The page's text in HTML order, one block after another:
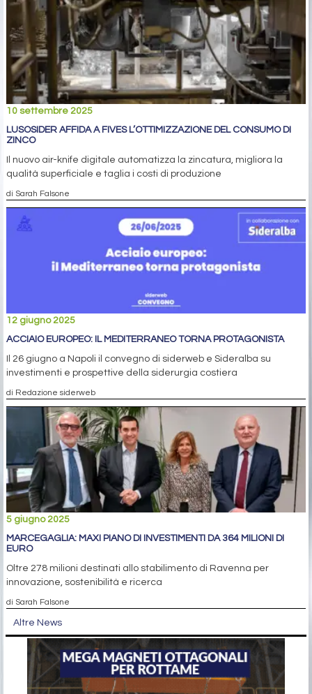
10 settembre 2025
LUSOSIDER AFFIDA A FIVES L’OTTIMIZZAZIONE DEL CONSUMO DI
ZINCO
Il nuovo air-knife digitale automatizza la zincatura, migliora la
qualità superficiale e taglia i costi di produzione
di Sarah Falsone
12 giugno 2025
ACCIAIO EUROPEO: IL MEDITERRANEO TORNA PROTAGONISTA
Il 26 giugno a Napoli il convegno di siderweb e Sideralba su
investimenti e prospettive della siderurgia costiera
di Redazione siderweb
5 giugno 2025
MARCEGAGLIA: MAXI PIANO DI INVESTIMENTI DA 364 MILIONI DI
EURO
Oltre 278 milioni destinati allo stabilimento di Ravenna per
innovazione, sostenibilità e ricerca
di Sarah Falsone
Altre News